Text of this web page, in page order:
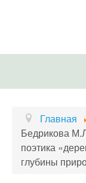
Журнал
Главная
Бедрикова
поэтика
глубины